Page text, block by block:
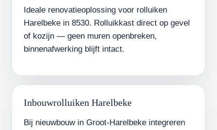
Ideale renovatieoplossing voor rolluiken
Harelbeke in 8530. Rolluikkast direct op gevel
of kozijn — geen muren openbreken,
binnenafwerking blijft intact.
Inbouwrolluiken Harelbeke
Bij nieuwbouw in Groot-Harelbeke integreren